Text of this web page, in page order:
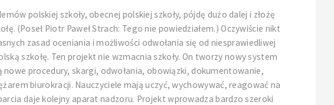
polskiej szkoły, obecnej polskiej szkoły, pójdę dużo dalej i złożę
(Poseł Piotr Paweł Strach: Tego nie powiedziałem.) Oczywiście nikt
zasad oceniania i możliwości odwołania się od niesprawiedliwej
szkołę. Ten projekt nie wzmacnia szkoły. On tworzy nowy system
procedury, skargi, odwołania, obowiązki, dokumentowanie,
biurokracji. Nauczyciele mają uczyć, wychowywać, reagować na
daje kolejny aparat nadzoru. Projekt wprowadza bardzo szeroki